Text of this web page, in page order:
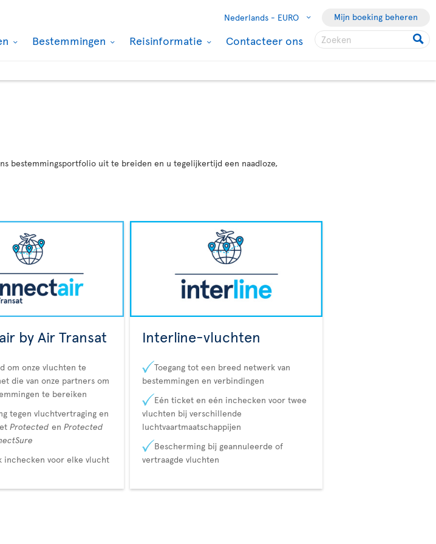
Nederlands - EURO Mijn boeking beheren
Bestemmingen Reisinformatie Contacteer ons
bestemmingsportfolio uit te breiden en u tegelijkertijd een naadloze,
by Air Transat
om onze vluchten te
die van onze partners om
te bereiken
tegen vluchtvertraging en
Protected en Protected
inchecken voor elke vlucht
Interline-vluchten
Toegang tot een breed netwerk van
bestemmingen en verbindingen
Eén ticket en eén inchecken voor twee
vluchten bij verschillende
luchtvaartmaatschappijen
Bescherming bij geannuleerde of
vertraagde vluchten